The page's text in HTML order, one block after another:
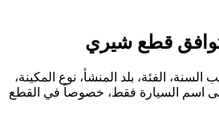
قطع شيري
الفئة، بلد المنشأ، نوع المكينة،
اسم السيارة فقط، خصوصاً في القطع